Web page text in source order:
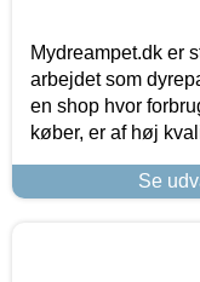
Mydreampet.dk er
arbejdet som
en shop hvor
køber, er af høj
Se